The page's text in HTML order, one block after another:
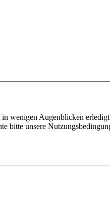
wenigen Augenblicken
bitte unsere